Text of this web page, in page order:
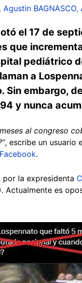
, Agustin BAGNASCO,
el 17 de
que
pediátrico
a
embargo,
y nunca
al congreso
, escribe un usuario
Facebook.
por la expresidenta
Actualmente es